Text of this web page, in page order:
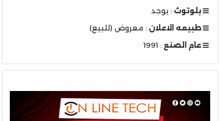
بلوتوث : يوجد
طبيعه الاعلان : معروض (للبيع)
عام الصنع : 1991